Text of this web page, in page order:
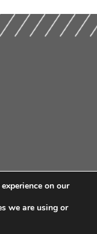
on our
we are using or